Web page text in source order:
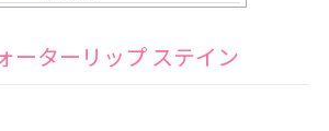
ーターリップ ステイン